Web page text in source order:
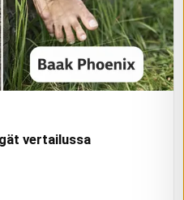
vertailussa